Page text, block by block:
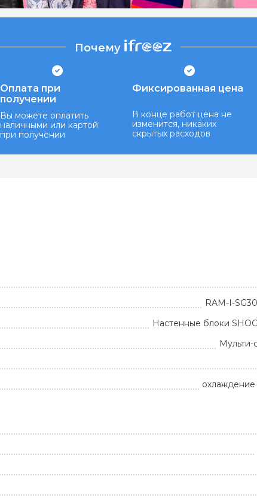
Почему
Оплата при
получении
Вы можете оплатить
наличными или картой
при получении
Фиксированная цена
В конце работ цена не
изменится, никаких
скрытых расходов
RAM-I-
Настенные блоки
Мульти-